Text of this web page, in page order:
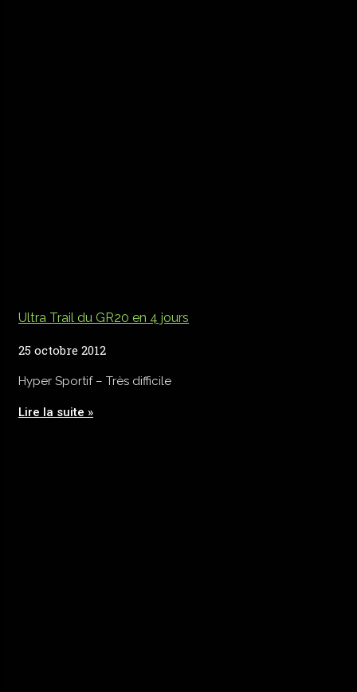
Ultra Trail du GR20 en 4 jours
25 octobre 2012
Hyper Sportif – Très difficile
Lire la suite »